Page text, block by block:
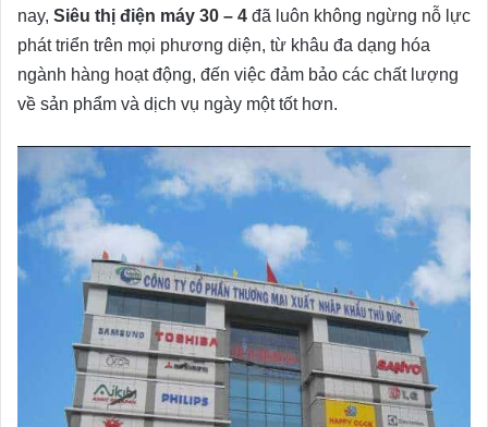
nay, Siêu thị điện máy 30 – 4 đã luôn không ngừng nỗ lực
phát triển trên mọi phương diện, từ khâu đa dạng hóa
ngành hàng hoạt động, đến việc đảm bảo các chất lượng
về sản phẩm và dịch vụ ngày một tốt hơn.